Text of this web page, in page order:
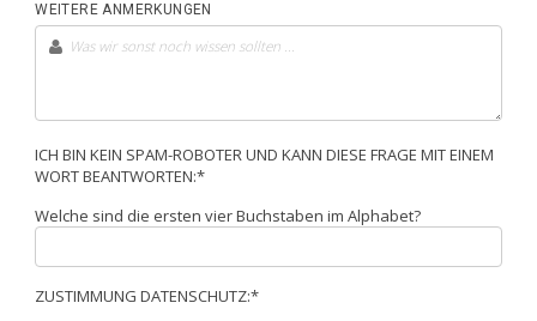
WEITERE ANMERKUNGEN
ICH BIN KEIN SPAM-ROBOTER UND KANN DIESE FRAGE MIT EINEM
WORT BEANTWORTEN:*
Welche sind die ersten vier Buchstaben im Alphabet?
ZUSTIMMUNG DATENSCHUTZ:*